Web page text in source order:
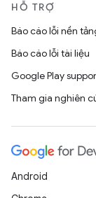
HỖ TRỢ
Báo cáo lỗi nền
Báo cáo lỗi tài liệu
Google Play
Tham gia nghiên
Android